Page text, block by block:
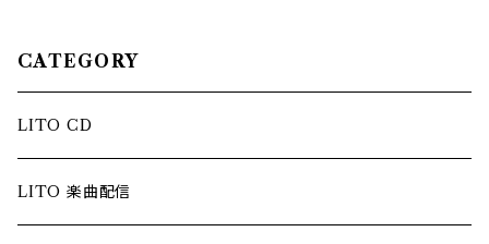
CATEGORY
LITO CD
LITO 楽曲配信